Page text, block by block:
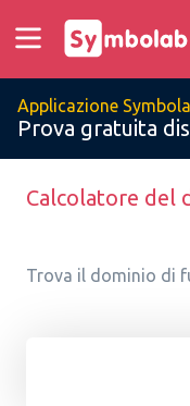
Applicazione
Prova gratuita
Calcolatore del
Trova il dominio di